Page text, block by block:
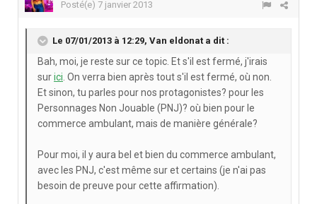
Posté(e) 7 janvier 2013
Le 07/01/2013 à 12:29, Van eldonat a dit :
Bah, moi, je reste sur ce topic. Et s'il est fermé, j'irais
surici. On verra bien après tout s'il est fermé, où non.
Et sinon, tu parles pour nos protagonistes? pour les
Personnages Non Jouable (PNJ)? où bien pour le
commerce ambulant, mais de manière générale?
Pour moi, il y aura bel et bien du commerce ambulant,
avec les PNJ, c'est même sur et certains (je n'ai pas
besoin de preuve pour cette affirmation).